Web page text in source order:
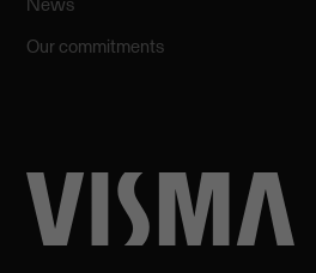
Our commitments